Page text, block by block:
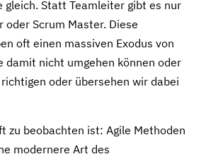
gleich. Statt Teamleiter gibt es nur
oder Scrum Master. Diese
oft einen massiven Exodus von
damit nicht umgehen können oder
oder übersehen wir dabei
zu beobachten ist: Agile Methoden
modernere Art des